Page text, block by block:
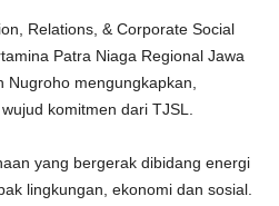
Relations, & Corporate Social
Patra Niaga Regional Jawa
Nugroho mengungkapkan,
komitmen dari TJSL.
yang bergerak dibidang energi
lingkungan, ekonomi dan sosial.